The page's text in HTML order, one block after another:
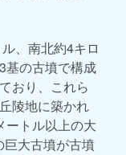
、南北約4キロ
基の古墳で構成
おり、これら
陵地に築かれ
ートル以上の大
大古墳が古墳